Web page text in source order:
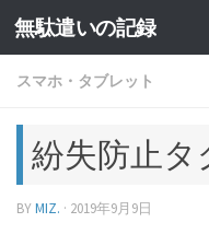
コンテンツへスキップ
無駄遣いの記録
スマホ・タブレット
紛失防止タ
BYMIZ. · 2019年9月9日